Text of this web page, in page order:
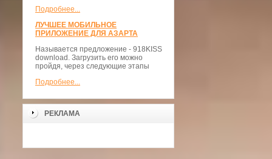
Подробнее...
ЛУЧШЕЕ МОБИЛЬНОЕ
ПРИЛОЖЕНИЕ ДЛЯ АЗАРТА
Называется предложение - 918KISS
download. Загрузить его можно
пройдя, через следующие этапы
Подробнее...
РЕКЛАМА